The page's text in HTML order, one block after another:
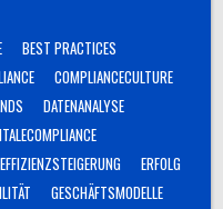
BEST PRACTICES
COMPLIANCECULTURE
DATENANALYSE
EFFIZIENZSTEIGERUNG
ERFOLG
GESCHÄFTSMODELLE